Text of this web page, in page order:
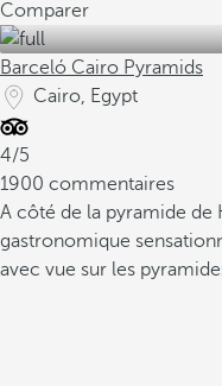
Comparer
Barceló Cairo Pyramids
Cairo, Egypt
4/5
1900 commentaires
A côté de la pyramide de
gastronomique
avec vue sur les